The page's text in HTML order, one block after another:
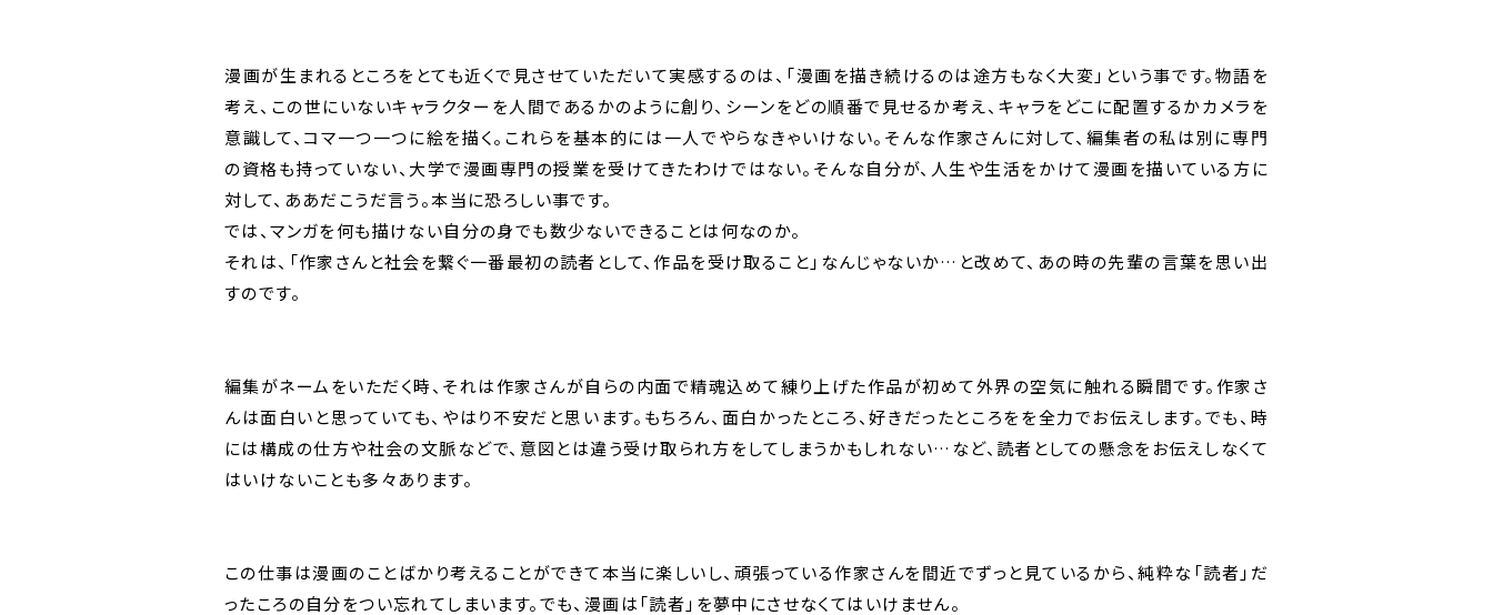
漫画が生まれるところをとても近くで見させていただいて実感するのは、「漫画を描き続けるのは途方もなく大変」という事です。物語を
考え、この世にいないキャラクターを人間であるかのように創り、シーンをどの順番で見せるか考え、キャラをどこに配置するかカメラを
意識して、コマ一つ一つに絵を描く。これらを基本的には一人でやらなきゃいけない。そんな作家さんに対して、編集者の私は別に専門
の資格も持っていない、大学で漫画専門の授業を受けてきたわけではない。そんな自分が、人生や生活をかけて漫画を描いている方に
対して、ああだこうだ言う。本当に恐ろしい事です。
では、マンガを何も描けない自分の身でも数少ないできることは何なのか。
それは、「作家さんと社会を繋ぐ一番最初の読者として、作品を受け取ること」なんじゃないか…と改めて、あの時の先輩の言葉を思い出
すのです。
編集がネームをいただく時、それは作家さんが自らの内面で精魂込めて練り上げた作品が初めて外界の空気に触れる瞬間です。作家さ
んは面白いと思っていても、やはり不安だと思います。もちろん、面白かったところ、好きだったところをを全力でお伝えします。でも、時
には構成の仕方や社会の文脈などで、意図とは違う受け取られ方をしてしまうかもしれない…など、読者としての懸念をお伝えしなくて
はいけないことも多々あります。
この仕事は漫画のことばかり考えることができて本当に楽しいし、頑張っている作家さんを間近でずっと見ているから、純粋な「読者」だ
ったころの自分をつい忘れてしまいます。でも、漫画は「読者」を夢中にさせなくてはいけません。